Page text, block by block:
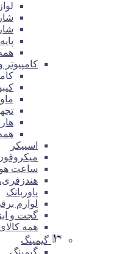
کامپیوتر
اسپیکر
ساعت
پاوربانک
لوازم
گجت و
همه
گیمینگ
گیمینگ